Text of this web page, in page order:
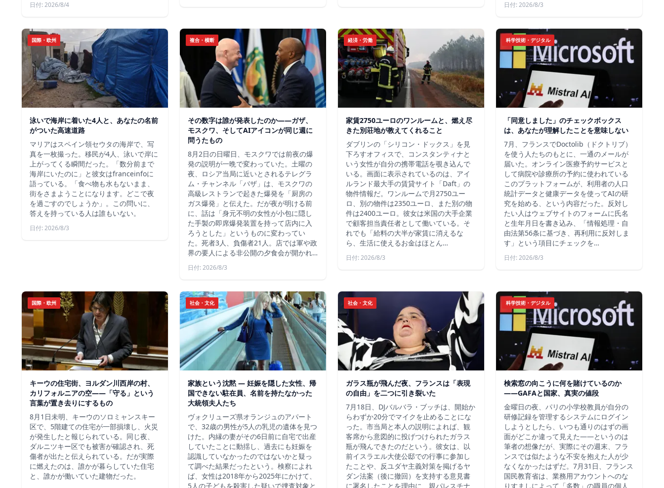
日付: 2026/8/4 日付: 2026/8/3
国際・欧州
泳いで海岸に着いた4人と、あなたの名前
がついた高速道路
マリアはスペイン領セウタの海岸で、写
真を一枚撮った。移民が4人、泳いで岸に
上がってくる瞬間だった。「数分前まで
海岸にいたのに」と彼女はfranceinfoに
語っている。「食べ物も水もないまま、
街をさまようことになります。どこで夜
を過ごすのでしょうか」。この問いに、
答えを持っている人は誰もいない。
日付: 2026/8/3
複合・横断
その数字は誰が発表したのか——ガザ、
モスクワ、そしてAIアイコンが同じ週に
問うたもの
8月2日の日曜日、モスクワでは前夜の爆
発の説明が一晩で変わっていた。土曜の
夜、ロシア当局に近いとされるテレグラ
ム・チャンネル「バザ」は、モスクワの
高級レストランで起きた爆発を「厨房の
ガス爆発」と伝えた。だが夜が明ける前
に、話は「身元不明の女性が小包に隠し
た手製の即席爆発装置を持って店内に入
ろうとした」というものに変わってい
た。死者3人、負傷者21人。店では軍や政
界の要人による非公開の夕食会が開かれ…
日付: 2026/8/3
経済・労働
家賃2750ユーロのワンルームと、燃え尽
きた別荘地が教えてくれること
ダブリンの「シリコン・ドックス」を見
下ろすオフィスで、コンスタンティナと
いう女性が自分の携帯電話を覗き込んで
いる。画面に表示されているのは、アイ
ルランド最大手の賃貸サイト「Daft」の
物件情報だ。ワンルームで月2750ユー
ロ、別の物件は2350ユーロ、また別の物
件は2400ユーロ。彼女は米国の大手企業
で顧客担当責任者として働いている。そ
れでも「給料の大半が家賃に消えるな
ら、生活に使えるお金はほとん…
日付: 2026/8/3
科学技術・デジタル
「同意しました」のチェックボックス
は、あなたが理解したことを意味しない
7月、フランスでDoctolib（ドクトリブ）
を使う人たちのもとに、一通のメールが
届いた。オンライン医療予約サービスと
して病院や診療所の予約に使われている
このプラットフォームが、利用者の人口
統計データと健康データを使ってAIの研
究を始める、という内容だった。反対し
たい人はウェブサイトのフォームに氏名
と生年月日を書き込み、「情報処理・自
由法第56条に基づき、再利用に反対しま
す」という項目にチェックを…
日付: 2026/8/3
国際・欧州
キーウの住宅街、ヨルダン川西岸の村、
カリフォルニアの空——「守る」という
言葉が置き去りにするもの
8月1日未明、キーウのソロミャンスキー
区で、5階建ての住宅が一部損壊し、火災
が発生したと報じられている。同じ夜、
ダルニツキー区でも被害が確認され、死
傷者が出たと伝えられている。だが実際
に燃えたのは、誰かが暮らしていた住宅
と、誰かが働いていた建物だった。
社会・文化
家族という沈黙 ― 妊娠を隠した女性、帰
国できない駐在員、名前を持たなかった
大統領夫人たち
ヴォクリューズ県オランジュのアパート
で、32歳の男性が5人の乳児の遺体を見つ
けた。内縁の妻がその6日前に自宅で出産
していたことに動揺し、過去にも妊娠を
認識していなかったのではないかと疑っ
て調べた結果だったという。検察によれ
ば、女性は2018年から2025年にかけて、
5人の子どもを殺害した疑いで捜査対象と
社会・文化
ガラス瓶が飛んだ夜、フランスは「表現
の自由」を二つに引き裂いた
7月18日、DJバルバラ・ブッチは、開始か
らわずか20分でマイクを止めることにな
った。市当局と本人の説明によれば、観
客席から意図的に投げつけられたガラス
瓶が飛んできたのだという。彼女は、以
前イスラエル大使公邸での行事に参加し
たことや、反ユダヤ主義対策を掲げるヤ
ダン法案（後に撤回）を支持する意見書
に署名したことを理由に、親パレスチナ
科学技術・デジタル
検索窓の向こうに何を賭けているのか
——GAFAと国家、真実の値段
金曜日の夜、パリの小学校教員が自分の
研修記録を管理するシステムにログイン
しようとしたら、いつも通りのはずの画
面がどこか違って見えた——というのは
筆者の想像だが、実際にその週末、フラ
ンスでは似たような不安を抱えた人が少
なくなかったはずだ。7月31日、フランス
国民教育省は、業務用アカウントへのな
りすましによって「多数」の職員の個人